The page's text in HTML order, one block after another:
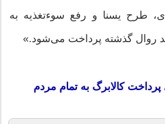
طرح یسنا و رفع سوءتغذیه به
روال گذشته پرداخت می‌شود.»
کالابرگ به تمام مردم